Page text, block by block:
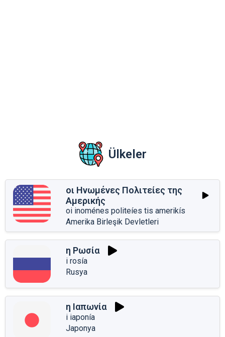
Ülkeler
οι Ηνωμένες Πολιτείες της
Αμερικής
oi inoménes politeíes tis amerikís
Amerika Birleşik Devletleri
η Ρωσία
i rosía
Rusya
η Ιαπωνία
i iaponía
Japonya